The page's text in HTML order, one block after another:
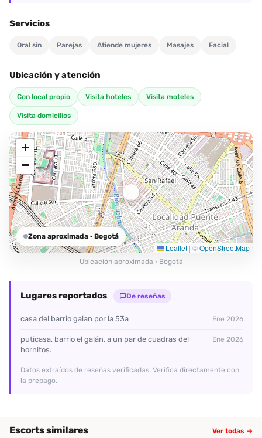
Servicios
Oral sin Parejas Atiende mujeres Masajes Facial
Ubicación y atención
Con local propio Visita hoteles Visita moteles
Visita domicilios
+
−
Leaflet | ©OpenStreetMap
Zona aproximada · Bogotá
Ubicación aproximada · Bogotá
Lugares reportados De reseñas
casa del barrio galan por la 53a Ene 2026
puticasa, barrio el galán, a un par de cuadras del
hornitos.
Ene 2026
Datos extraídos de reseñas verificadas. Verifica directamente con
la prepago.
Escorts similares Ver todas →